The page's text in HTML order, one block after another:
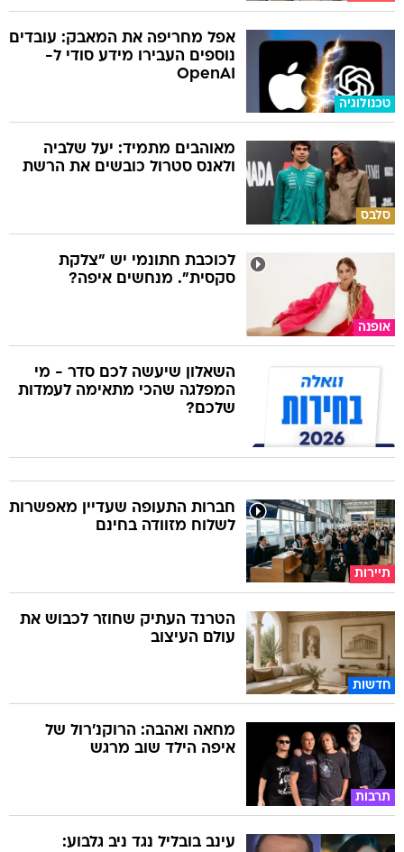
טכנולוגיה
אפל מחריפה את המאבק: עובדים
נוספים העבירו מידע סודי ל-
OpenAI
סלבס
מאוהבים מתמיד: יעל שלביה
ולאנס סטרול כובשים את הרשת
אופנה
לכוכבת חתונמי יש "צלקת
סקסית". מנחשים איפה?
השאלון שיעשה לכם סדר - מי
המפלגה שהכי מתאימה לעמדות
שלכם?
תיירות
חברות התעופה שעדיין מאפשרות
לשלוח מזוודה בחינם
חדשות
הטרנד העתיק שחוזר לכבוש את
עולם העיצוב
תרבות
מחאה ואהבה: הרוקנ'רול של
איפה הילד שוב מרגש
עינב בובליל נגד ניב גלבוע: